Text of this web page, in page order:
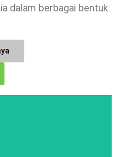
dalam berbagai bentuk